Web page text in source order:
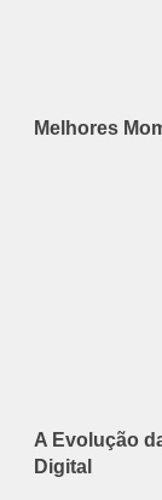
Melhores
A Evolução
Digital